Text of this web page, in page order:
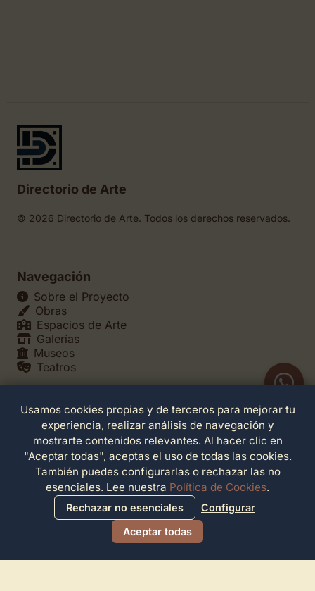
Directorio de Arte
© 2026 Directorio de Arte. Todos los derechos reservados.
Navegación
Sobre el Proyecto
Obras
Espacios de Arte
Galerías
Museos
Teatros
Legales
Política de Privacidad
Política de Cookies
Configuración de Cookies
Términos de Servicio
Contacto
Usamos cookies propias y de terceros para mejorar tu
experiencia, realizar análisis de navegación y
mostrarte contenidos relevantes. Al hacer clic en
"Aceptar todas", aceptas el uso de todas las cookies.
También puedes configurarlas o rechazar las no
esenciales. Lee nuestra Política de Cookies.
Rechazar no esenciales
Configurar
Aceptar todas